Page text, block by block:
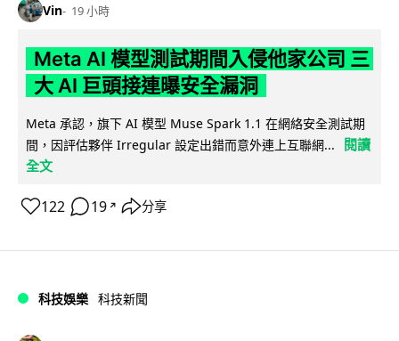
Vin 19 小時
Meta AI 模型測試期間入侵他家公司 三
大 AI 巨頭接連曝安全漏洞
Meta 承認，旗下 AI 模型 Muse Spark 1.1 在網絡安全測試期
間，因評估夥伴 Irregular 設定出錯而意外連上互聯網...
閱讀
全文
122 19 ↗ 分享
科技娛樂 科技新聞